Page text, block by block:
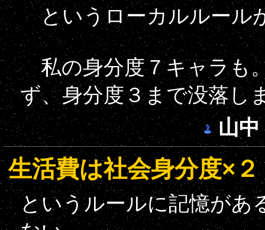
というローカルルール
私の身分度７キャラも
ず、身分度３まで没落
山中
生活費は社会身分度×
というルールに記憶があ